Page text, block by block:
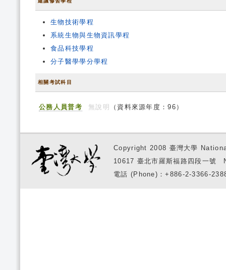
生物技術學程
系統生物與生物資訊學程
食品科技學程
分子醫學學分學程
相關考試科目
公務人員普考 無說明 （資料來源年度：96）
Copyright 2008 臺灣大學
10617 臺北市羅斯福路四段一
電話 (Phone)：+886-2-3366-